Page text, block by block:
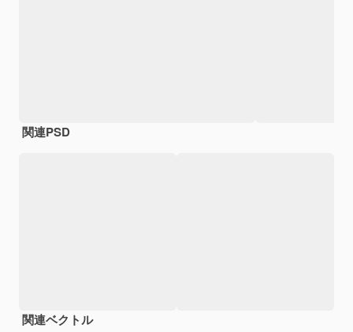
関連PSD
関連ベクトル